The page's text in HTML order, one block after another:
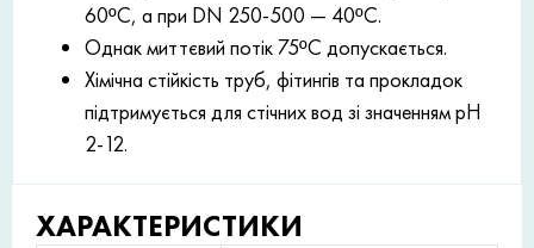
60ºC, а при DN 250-500 — 40ºC.
Однак миттєвий потік 75ºC допускається.
Хімічна стійкість труб, фітингів та прокладок
підтримується для стічних вод зі значенням рН
2-12.
ХАРАКТЕРИСТИКИ